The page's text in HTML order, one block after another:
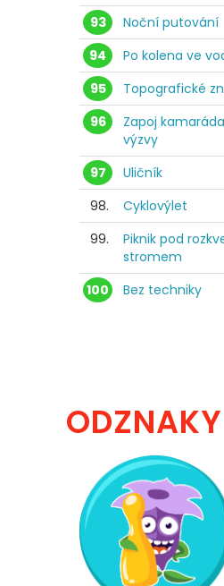
93
Noční putování
94
Po kolena ve
95
Topografické
96
Zapoj
výzvy
97
Uličník
98.
Cyklovýlet
99.
Piknik pod
stromem
100
Bez techniky
ODZNAKY